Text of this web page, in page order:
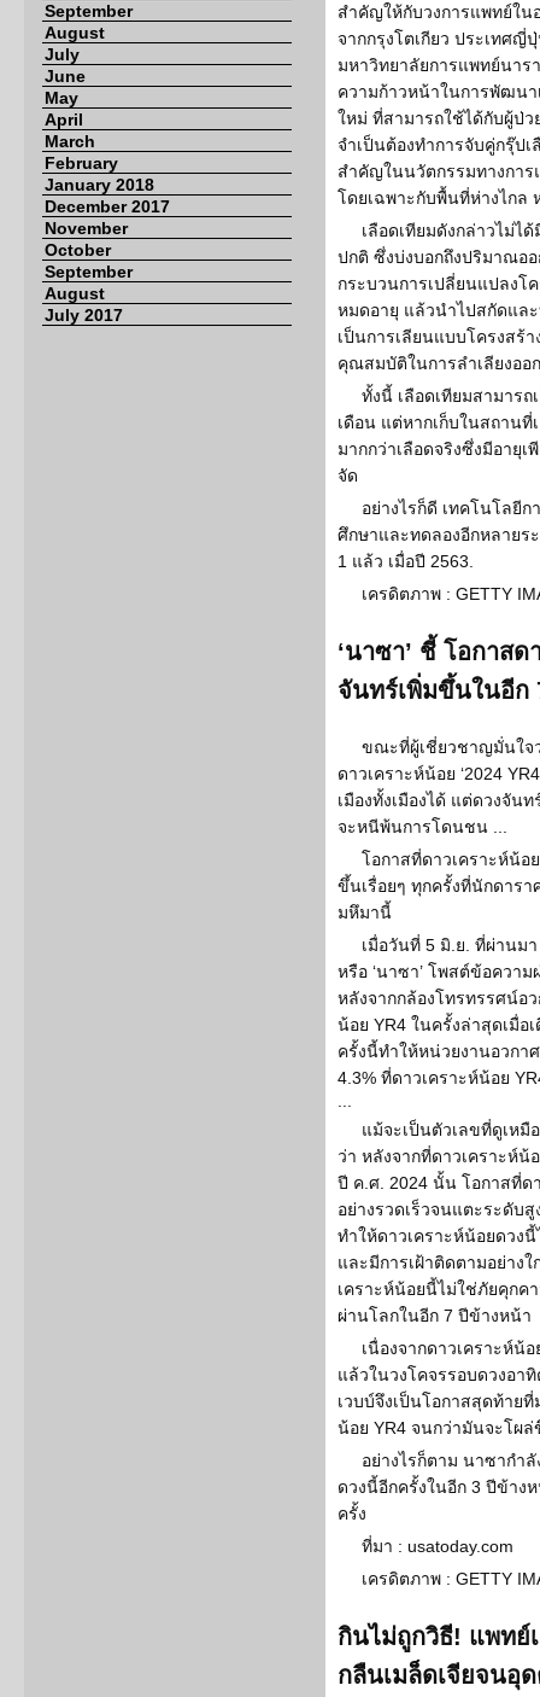
September
August
July
June
May
April
March
February
January 2018
December 2017
November
October
September
August
July 2017
สำคัญให้กับวงการแพทย์ใน
จากกรุงโตเกียว ประเทศญี่
มหาวิทยาลัยการแพทย์นาร
ความก้าวหน้าในการพัฒนา
ใหม่ ที่สามารถใช้ได้กับผู้ป่ว
จำเป็นต้องทำการจับคู่กรุ๊ป
สำคัญในนวัตกรรมทางการ
โดยเฉพาะกับพื้นที่ห่างไกล
เลือดเทียมดังกล่าวไม่ไ
ปกติ ซึ่งบ่งบอกถึงปริมาณออ
กระบวนการเปลี่ยนแปลงโ
หมดอายุ แล้วนำไปสกัดแล
เป็นการเลียนแบบโครงสร้
คุณสมบัติในการลำเลียงออ
ทั้งนี้ เลือดเทียมสามาร
เดือน แต่หากเก็บในสถาน
มากกว่าเลือดจริงซึ่งมีอายุเ
จัด
อย่างไรก็ดี เทคโนโลยี
ศึกษาและทดลองอีกหลายร
1 แล้ว เมื่อปี 2563.
เครดิตภาพ : GETTY
‘นาซา’ ชี้ โอกาส
จันทร์เพิ่มขึ้นในอีก
ขณะที่ผู้เชี่ยวชาญมั่นใจ
ดาวเคราะห์น้อย ‘2024
เมืองทั้งเมืองได้ แต่ดวงจัน
จะหนีพ้นการโดนชน ...
โอกาสที่ดาวเคราะห์น้อ
ขึ้นเรื่อยๆ ทุกครั้งที่นักดาร
มหึมานี้
เมื่อวันที่ 5 มิ.ย. ที่ผ่านม
หรือ ‘นาซา’ โพสต์ข้อควา
หลังจากกล้องโทรทรรศน์อ
น้อย YR4 ในครั้งล่าสุดเมื่
ครั้งนี้ทำให้หน่วยงานอวกา
4.3% ที่ดาวเคราะห์น้อย
แม้จะเป็นตัวเลขที่ดูเหมื
ว่า หลังจากที่ดาวเคราะห์
ปี ค.ศ. 2024 นั้น โอกาสที่ด
อย่างรวดเร็วจนแตะระดับ
ทำให้ดาวเคราะห์น้อยดวง
และมีการเฝ้าติดตามอย่าง
เคราะห์น้อยนี้ไม่ใช่ภัยคุกค
ผ่านโลกในอีก 7 ปีข้างหน้า
เนื่องจากดาวเคราะห์น้
แล้วในวงโคจรรอบดวงอา
เวบบ์จึงเป็นโอกาสสุดท้าย
น้อย YR4 จนกว่ามันจะโผ
อย่างไรก็ตาม นาซากำ
ดวงนี้อีกครั้งในอีก 3 ปีข้าง
ครั้ง
ที่มา : usatoday.com
เครดิตภาพ : GETTY
กินไม่ถูกวิธี! แพทย์
กลืนเมล็ดเจียจนอุ